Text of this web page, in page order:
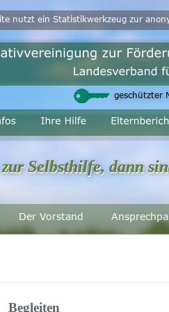
Begleiten
Selbsthilfe, dann
Der Vorstand
Selbsthilfe, dann
nutzt ein Statistikwerkzeug zur
geschützter